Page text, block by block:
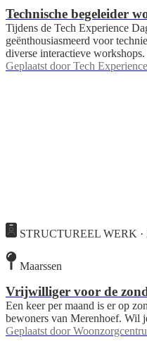
Technische begeleider
Tijdens de Tech Experience
geënthousiasmeerd voor
diverse interactieve workshops.
Geplaatst door Tech
STRUCTUREEL WERK
Maarssen
Vrijwilliger voor de
Een keer per maand is er op
bewoners van Merenhoef. Wil
Geplaatst door